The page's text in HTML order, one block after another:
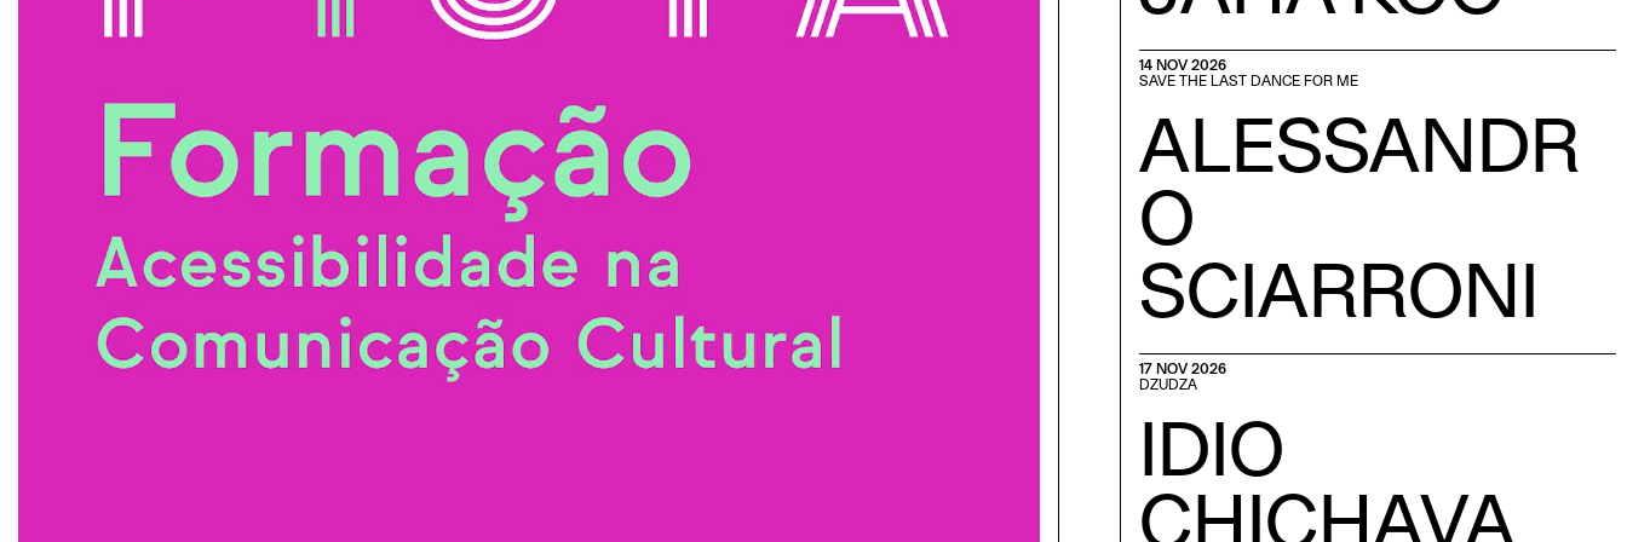
14 NOV 2026
SAVE THE LAST DANCE FOR ME
ALESSANDR
O
SCIARRONI
17 NOV 2026
DZUDZA
IDIO
CHICHAVA